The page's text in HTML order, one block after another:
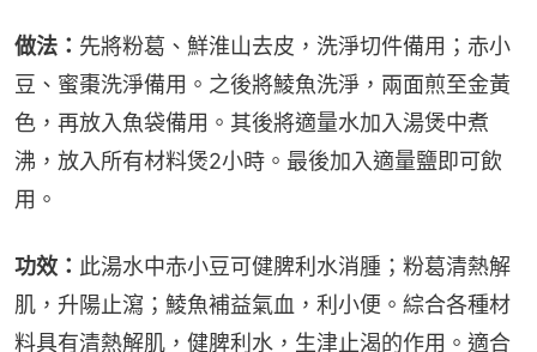
做法： 先將粉葛、鮮淮山去皮，洗淨切件備用；赤小
豆、蜜棗洗淨備用。之後將鯪魚洗淨，兩面煎至金黃
色，再放入魚袋備用。其後將適量水加入湯煲中煮
沸，放入所有材料煲2小時。最後加入適量鹽即可飲
用。
功效： 此湯水中赤小豆可健脾利水消腫；粉葛清熱解
肌，升陽止瀉；鯪魚補益氣血，利小便。綜合各種材
料具有清熱解肌，健脾利水，生津止渴的作用。適合